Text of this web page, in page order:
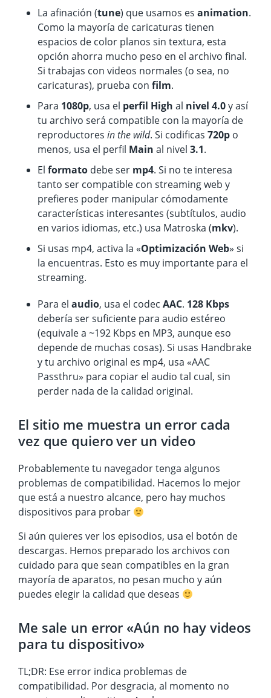
La afinación (tune) que usamos es animation.
Como la mayoría de caricaturas tienen
espacios de color planos sin textura, esta
opción ahorra mucho peso en el archivo final.
Si trabajas con videos normales (o sea, no
caricaturas), prueba con film.
Para 1080p, usa el perfil High al nivel 4.0y así
tu archivo será compatible con la mayoría de
reproductores in the wild. Si codificas 720p o
menos, usa el perfil Main al nivel 3.1.
El formato debe ser mp4. Si no te interesa
tanto ser compatible con streaming web y
prefieres poder manipular cómodamente
características interesantes (subtítulos, audio
en varios idiomas, etc.) usa Matroska (mkv).
Si usas mp4, activa la «Optimización Web» si
la encuentras. Esto es muy importante para el
streaming.
Para el audio, usa el codec AAC. 128 Kbps
debería ser suficiente para audio estéreo
(equivale a ~192 Kbps en MP3, aunque eso
depende de muchas cosas). Si usas Handbrake
y tu archivo original es mp4, usa «AAC
Passthru» para copiar el audio tal cual, sin
perder nada de la calidad original.
El sitio me muestra un error cada
vez que quiero ver un video
Probablemente tu navegador tenga algunos
problemas de compatibilidad. Hacemos lo mejor
que está a nuestro alcance, pero hay muchos
dispositivos para probar
Si aún quieres ver los episodios, usa el botón de
descargas. Hemos preparado los archivos con
cuidado para que sean compatibles en la gran
mayoría de aparatos, no pesan mucho y aún
puedes elegir la calidad que deseas
Me sale un error «Aún no hay videos
para tu dispositivo»
TL;DR: Ese error indica problemas de
compatibilidad. Por desgracia, al momento no